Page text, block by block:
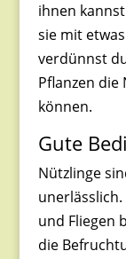
ihnen
sie mit
verdünnst
Pflanzen
können.
Gute
Nützlinge
und Fliegen
die